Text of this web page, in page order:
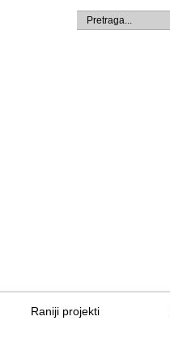
Raniji projekti